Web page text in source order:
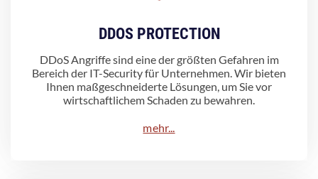
DDOS PROTECTION
DDoS Angriffe sind eine der größten Gefahren im
Bereich der IT-Security für Unternehmen. Wir bieten
Ihnen maßgeschneiderte Lösungen, um Sie vor
wirtschaftlichem Schaden zu bewahren.
mehr...